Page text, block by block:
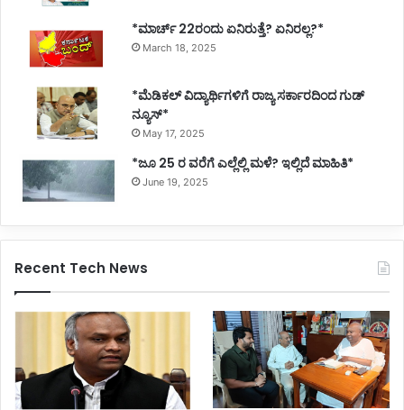
*ಮಾರ್ಚ್ 22ರಂದು ಏನಿರುತ್ತೆ? ಏನಿರಲ್ಲ?*
March 18, 2025
*ಮೆಡಿಕಲ್ ವಿದ್ಯಾರ್ಥಿಗಳಿಗೆ ರಾಜ್ಯ ಸರ್ಕಾರದಿಂದ ಗುಡ್
ನ್ಯೂಸ್*
May 17, 2025
*ಜೂ 25 ರ ವರೆಗೆ ಎಲ್ಲೆಲ್ಲಿ ಮಳೆ? ಇಲ್ಲಿದೆ ಮಾಹಿತಿ*
June 19, 2025
Recent Tech News